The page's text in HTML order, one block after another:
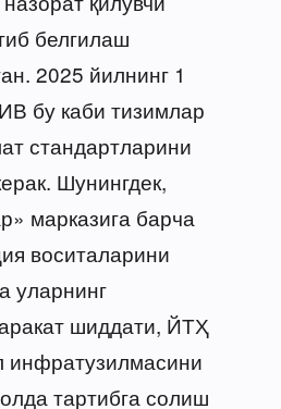
белгилаш
2025 йилнинг 1
бу каби тизимлар
стандартларини
Шунингдек,
марказига барча
воситаларини
уларнинг
шиддати, ЙТҲ
инфратузилмасини
тартибга солиш